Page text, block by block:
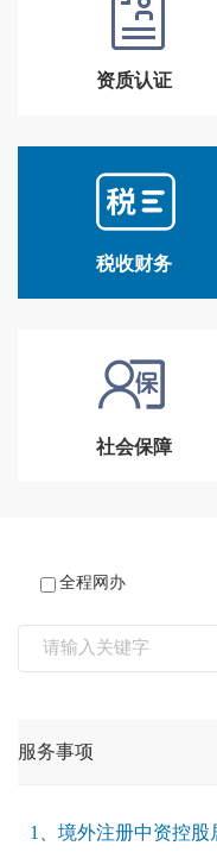
资质认证
税收财务
社会保障
全程网办